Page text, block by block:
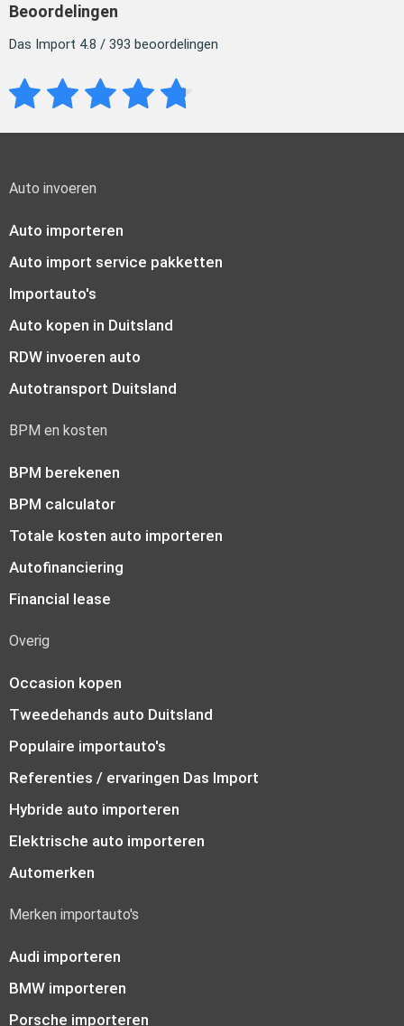
Beoordelingen
Das Import 4.8 / 393 beoordelingen
Auto invoeren
Auto importeren
Auto import service pakketten
Importauto's
Auto kopen in Duitsland
RDW invoeren auto
Autotransport Duitsland
BPM en kosten
BPM berekenen
BPM calculator
Totale kosten auto importeren
Autofinanciering
Financial lease
Overig
Occasion kopen
Tweedehands auto Duitsland
Populaire importauto's
Referenties / ervaringen Das Import
Hybride auto importeren
Elektrische auto importeren
Automerken
Merken importauto's
Audi importeren
BMW importeren
Porsche importeren